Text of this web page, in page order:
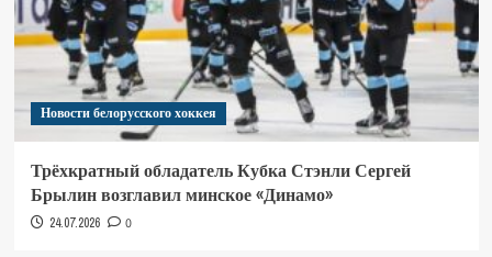
Новости белорусского хоккея
Трёхкратный обладатель Кубка Стэнли Сергей
Брылин возглавил минское «Динамо»
24.07.2026 0